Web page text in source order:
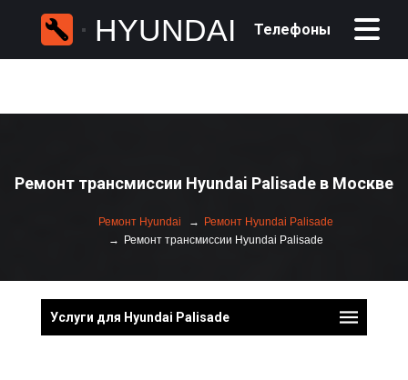
HYUNDAI Телефоны
Ремонт трансмиссии Hyundai Palisade в Москве
Ремонт Hyundai
Ремонт Hyundai Palisade
Ремонт трансмиссии Hyundai Palisade
Услуги для Hyundai Palisade